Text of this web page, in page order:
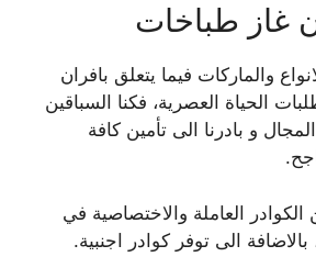
غاز طباخات
والماركات فيما يتعلق بافران
الحياة العصرية، فكنا السباقين
و بادرنا الى تأمين كافة
العاملة والاختصاصية في
الى توفر كوادر اجنبية.